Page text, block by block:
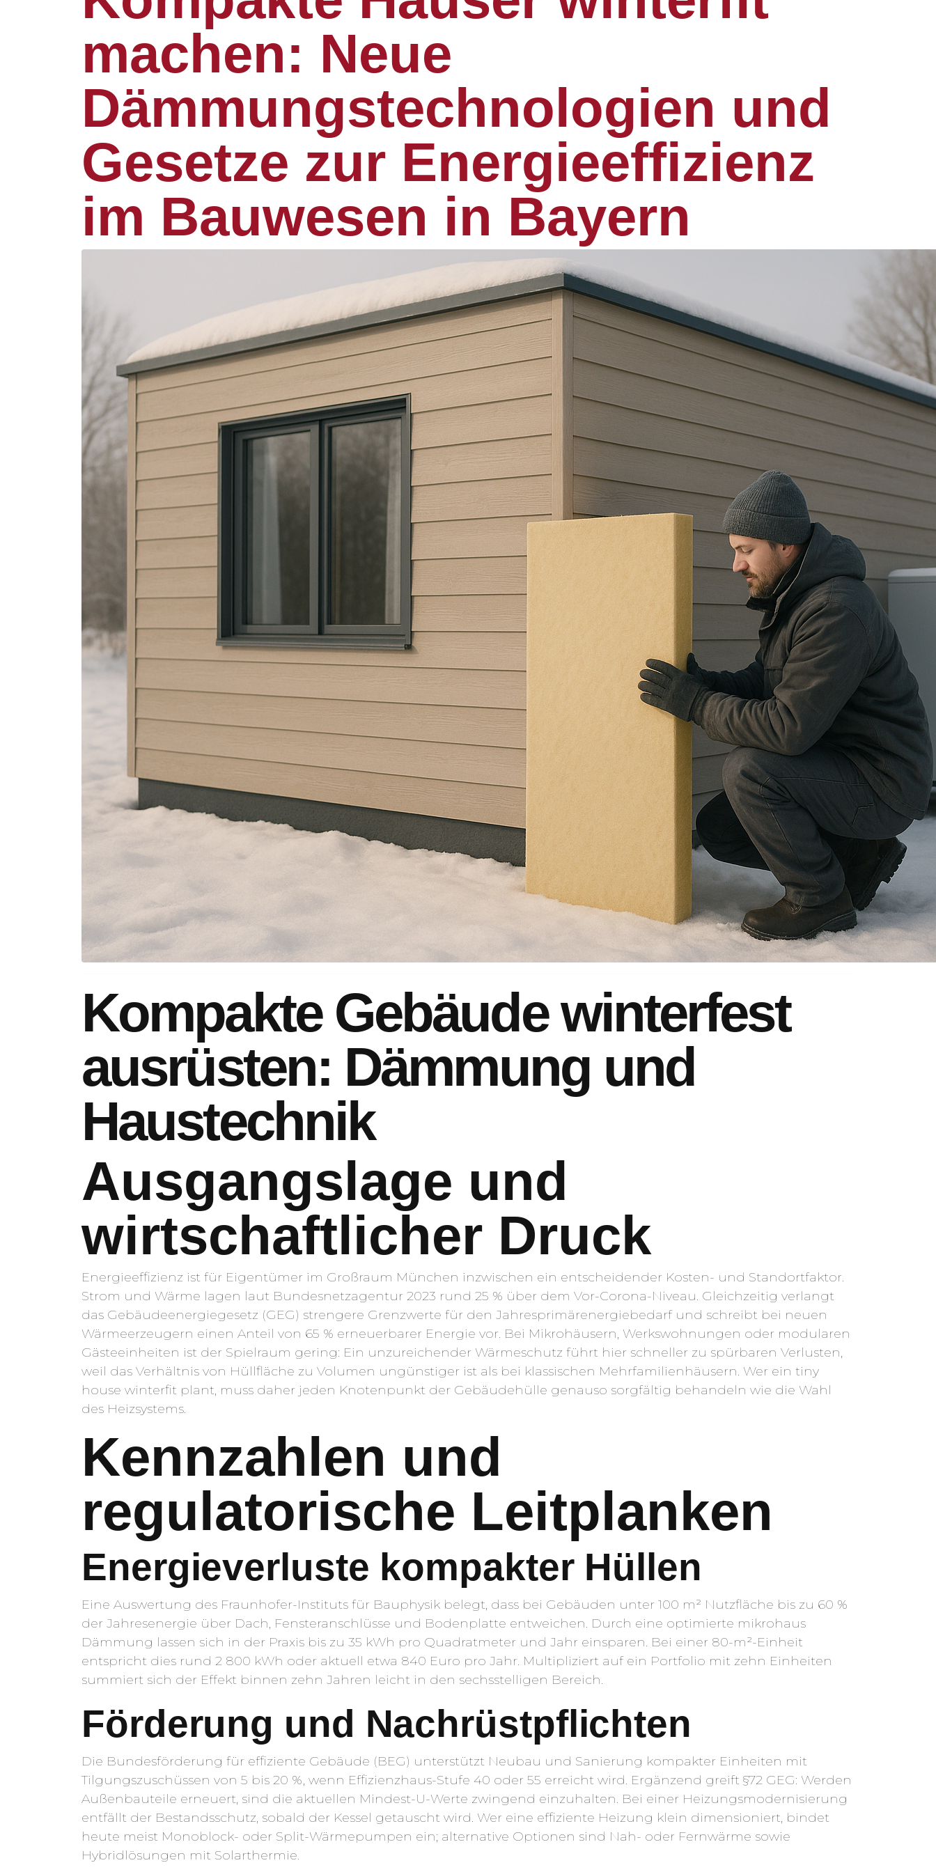
machen: Neue
Dämmungstechnologien und
Gesetze zur Energieeffizienz
im Bauwesen in Bayern
Kompakte Gebäude winterfest
ausrüsten: Dämmung und
Haustechnik
Ausgangslage und
wirtschaftlicher Druck
Energieeffizienz ist für Eigentümer im Großraum München inzwischen ein entscheidender Kosten- und Standortfaktor.
Strom und Wärme lagen laut Bundesnetzagentur 2023 rund 25 % über dem Vor-Corona-Niveau. Gleichzeitig verlangt
das Gebäudeenergiegesetz (GEG) strengere Grenzwerte für den Jahresprimärenergiebedarf und schreibt bei neuen
Wärmeerzeugern einen Anteil von 65 % erneuerbarer Energie vor. Bei Mikrohäusern, Werkswohnungen oder modularen
Gästeeinheiten ist der Spielraum gering: Ein unzureichender Wärmeschutz führt hier schneller zu spürbaren Verlusten,
weil das Verhältnis von Hüllfläche zu Volumen ungünstiger ist als bei klassischen Mehrfamilienhäusern. Wer ein tiny
house winterfit plant, muss daher jeden Knotenpunkt der Gebäudehülle genauso sorgfältig behandeln wie die Wahl
des Heizsystems.
Kennzahlen und
regulatorische Leitplanken
Energieverluste kompakter Hüllen
Eine Auswertung des Fraunhofer-Instituts für Bauphysik belegt, dass bei Gebäuden unter 100 m² Nutzfläche bis zu 60 %
der Jahresenergie über Dach, Fensteranschlüsse und Bodenplatte entweichen. Durch eine optimierte mikrohaus
Dämmung lassen sich in der Praxis bis zu 35 kWh pro Quadratmeter und Jahr einsparen. Bei einer 80-m²-Einheit
entspricht dies rund 2 800 kWh oder aktuell etwa 840 Euro pro Jahr. Multipliziert auf ein Portfolio mit zehn Einheiten
summiert sich der Effekt binnen zehn Jahren leicht in den sechsstelligen Bereich.
Förderung und Nachrüstpflichten
Die Bundesförderung für effiziente Gebäude (BEG) unterstützt Neubau und Sanierung kompakter Einheiten mit
Tilgungszuschüssen von 5 bis 20 %, wenn Effizienzhaus-Stufe 40 oder 55 erreicht wird. Ergänzend greift §72 GEG: Werden
Außenbauteile erneuert, sind die aktuellen Mindest-U-Werte zwingend einzuhalten. Bei einer Heizungsmodernisierung
entfällt der Bestandsschutz, sobald der Kessel getauscht wird. Wer eine effiziente Heizung klein dimensioniert, bindet
heute meist Monoblock- oder Split-Wärmepumpen ein; alternative Optionen sind Nah- oder Fernwärme sowie
Hybridlösungen mit Solarthermie.